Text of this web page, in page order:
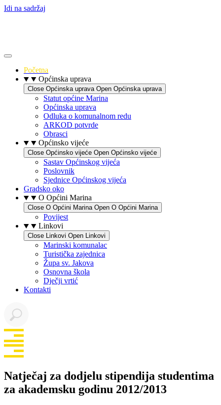
Idi na sadržaj
Početna
Općinska uprava
Close Općinska uprava Open Općinska uprava
Statut općine Marina
Općinska uprava
Odluka o komunalnom redu
ARKOD potvrde
Obrasci
Općinsko vijeće
Close Općinsko vijeće Open Općinsko vijeće
Sastav Općinskog vijeća
Poslovnik
Sjednice Općinskog vijeća
Gradsko oko
O Općini Marina
Close O Općini Marina Open O Općini Marina
Povijest
Linkovi
Close Linkovi Open Linkovi
Marinski komunalac
Turistička zajednica
Župa sv. Jakova
Osnovna škola
Dječji vrtić
Kontakti
Natječaj za dodjelu stipendija studentima
za akademsku godinu 2012/2013